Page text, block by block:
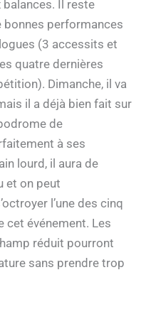
Il reste
bonnes performances
(3 accessits et
quatre dernières
Dimanche, il va
il a déjà bien fait sur
de
à ses
lourd, il aura de
et on peut
l’une des cinq
cet événement. Les
réduit pourront
sans prendre trop